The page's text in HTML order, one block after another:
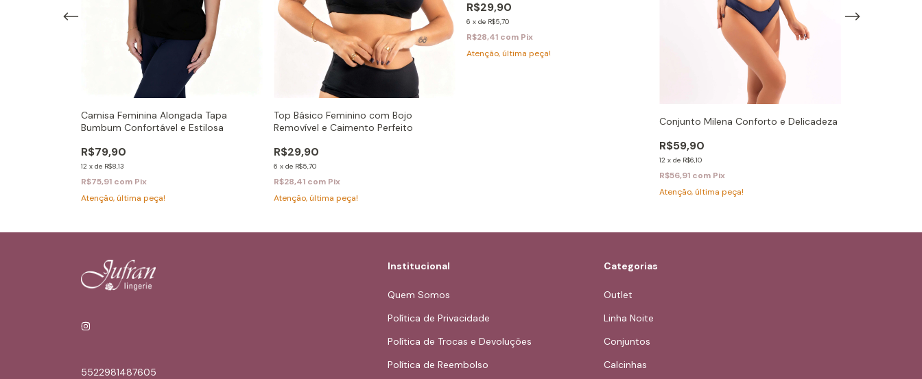
Camisa Feminina Alongada Tapa
Bumbum Confortável e Estilosa
R$79,90
12 x de R$8,13
R$75,91 com Pix
Atenção, última peça!
Top Básico Feminino com Bojo
Removível e Caimento Perfeito
R$29,90
6 x de R$5,70
R$28,41 com Pix
Atenção, última peça!
R$29,90
6 x de R$5,70
R$28,41 com Pix
Atenção, última peça!
Conjunto Milena Conforto e Delicadeza
R$59,90
12 x de R$6,10
R$56,91 com Pix
Atenção, última peça!
5522981487605
Institucional
Quem Somos
Política de Privacidade
Política de Trocas e Devoluções
Política de Reembolso
Categorias
Outlet
Linha Noite
Conjuntos
Calcinhas